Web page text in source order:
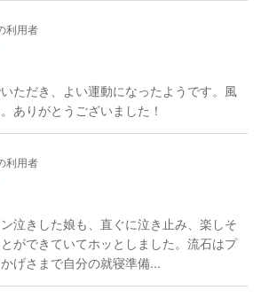
利用者
ただき、よい運動になったようです。風
ありがとうございました！
利用者
泣きした娘も、直ぐに泣き止み、楽しそ
ができていてホッとしました。流石はプ
げさまで自分の就寝準備...